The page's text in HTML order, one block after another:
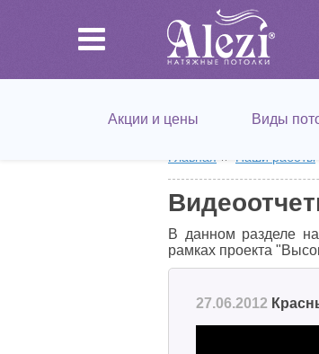
Акции и цены Виды
Главная Наши работы
В данном разделе
рамках проекта
27.06.2012